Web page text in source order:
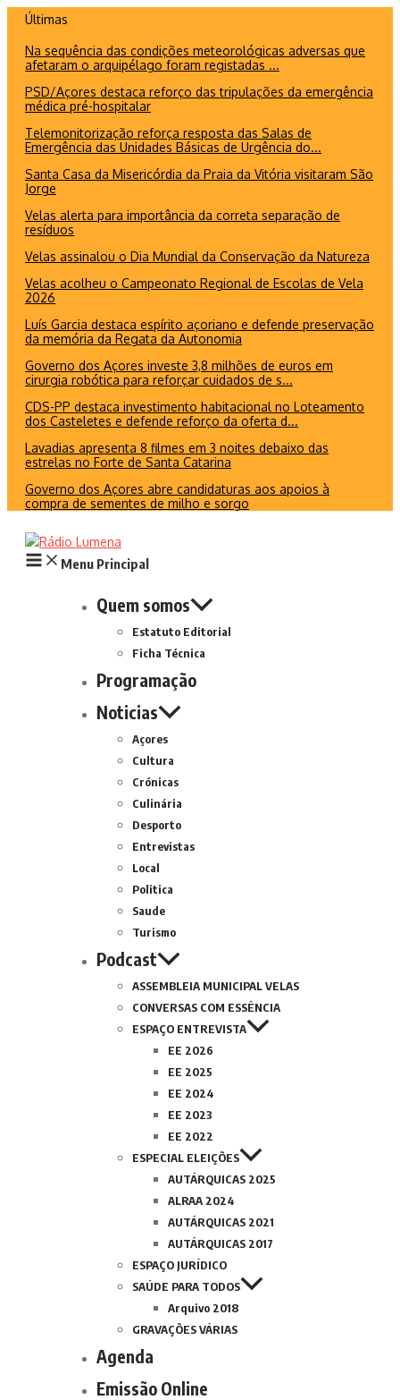
conteúdo
Últimas
Na sequência das condições meteorológicas adversas que
afetaram o arquipélago foram registadas ...
PSD/Açores destaca reforço das tripulações da emergência
médica pré-hospitalar
Telemonitorização reforça resposta das Salas de
Emergência das Unidades Básicas de Urgência do...
Santa Casa da Misericórdia da Praia da Vitória visitaram São
Jorge
Velas alerta para importância da correta separação de
resíduos
Velas assinalou o Dia Mundial da Conservação da Natureza
Velas acolheu o Campeonato Regional de Escolas de Vela
2026
Luís Garcia destaca espírito açoriano e defende preservação
da memória da Regata da Autonomia
Governo dos Açores investe 3,8 milhões de euros em
cirurgia robótica para reforçar cuidados de s...
CDS-PP destaca investimento habitacional no Loteamento
dos Casteletes e defende reforço da oferta d...
Lavadias apresenta 8 filmes em 3 noites debaixo das
estrelas no Forte de Santa Catarina
Governo dos Açores abre candidaturas aos apoios à
compra de sementes de milho e sorgo
Menu Principal
Quem somos
Estatuto Editorial
Ficha Técnica
Programação
Noticias
Açores
Cultura
Crónicas
Culinária
Desporto
Entrevistas
Local
Politica
Saude
Turismo
Podcast
ASSEMBLEIA MUNICIPAL VELAS
CONVERSAS COM ESSÊNCIA
ESPAÇO ENTREVISTA
EE 2026
EE 2025
EE 2024
EE 2023
EE 2022
ESPECIAL ELEIÇÕES
AUTÁRQUICAS 2025
ALRAA 2024
AUTÁRQUICAS 2021
AUTÁRQUICAS 2017
ESPAÇO JURÍDICO
SAÚDE PARA TODOS
Arquivo 2018
GRAVAÇÕES VÁRIAS
Agenda
Emissão Online